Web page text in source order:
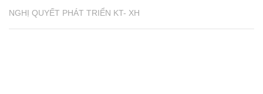
NGHỊ QUYẾT PHÁT TRIỂN KT- XH